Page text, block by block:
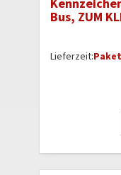
Bus, ZUM
Lieferzeit: